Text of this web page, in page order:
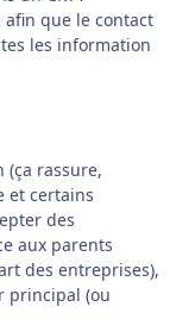
que le contact
les information
(ça rassure,
et certains
des
aux parents
des entreprises),
principal (ou